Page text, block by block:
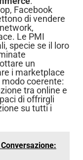
Facebook
di vendere
Le PMI
specie se il loro
un
i marketplace
coerente:
tra online e
di offrirgli
su tutti i